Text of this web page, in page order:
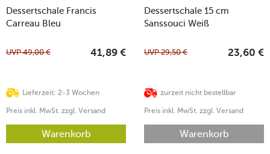
Dessertschale Francis
Carreau Bleu
Lieferzeit: 2-3 Wochen
UVP49,00 € 41,89 €
Preis inkl. MwSt. zzgl. Versand
Warenkorb
Dessertschale 15 cm
Sanssouci Weiß
zurzeit nicht bestellbar
UVP29,50 € 23,60 €
Preis inkl. MwSt. zzgl. Versand
Warenkorb